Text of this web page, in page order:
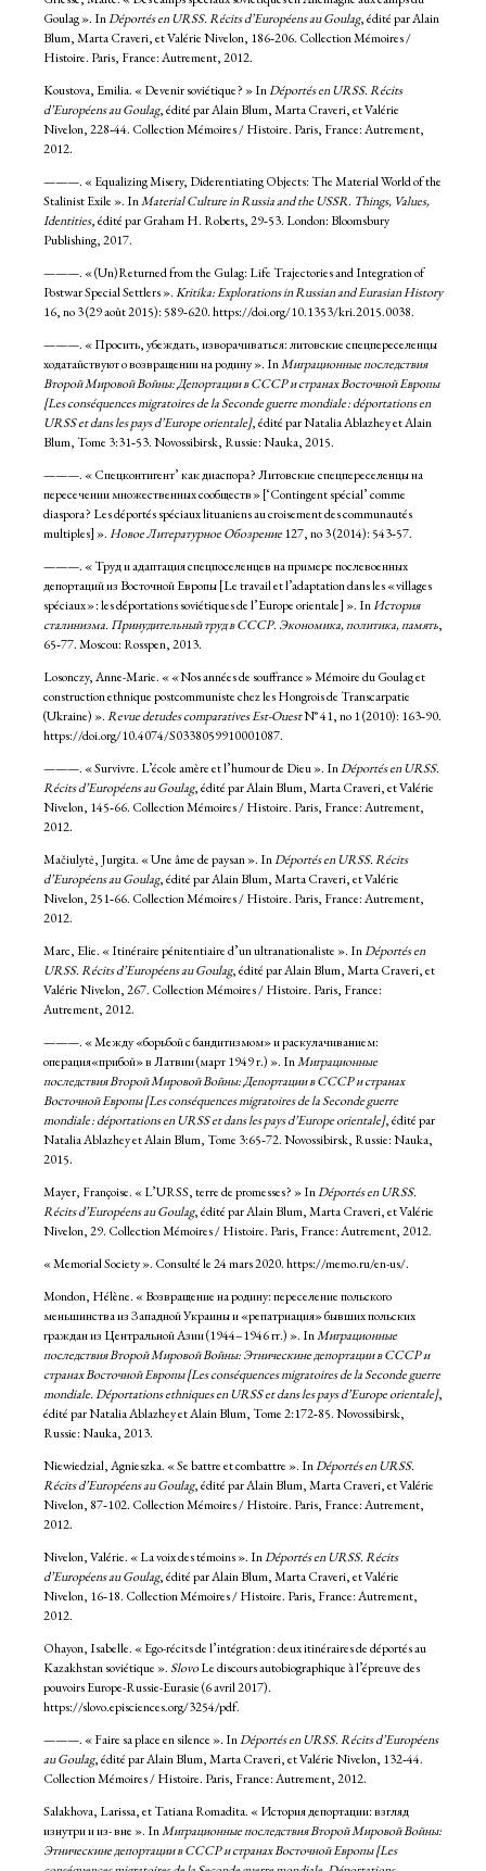
Goulag ». InDéportés en URSS. Récits d’Européens au Goulag, édité par Alain
Blum, Marta Craveri, et Valérie Nivelon, 186‑206. Collection Mémoires /
Histoire. Paris, France: Autrement, 2012.
Koustova, Emilia. « Devenir soviétique ? » InDéportés en URSS. Récits
d’Européens au Goulag, édité par Alain Blum, Marta Craveri, et Valérie
Nivelon, 228‑44. Collection Mémoires / Histoire. Paris, France: Autrement,
2012.
———. « Equalizing Misery, Diderentiating Objects: The Material World of the
Stalinist Exile ». InMaterial Culture in Russia and the USSR. Things, Values,
Identities, édité par Graham H. Roberts, 29‑53. London: Bloomsbury
Publishing, 2017.
———. « (Un)Returned from the Gulag: Life Trajectories and Integration of
Postwar Special Settlers ».Kritika: Explorations in Russian and Eurasian History
16, no 3 (29 août 2015): 589‑620. https://doi.org/10.1353/kri.2015.0038.
———. « Просить, убеждать, изворачиваться: литовские спецпереселенцы
ходатайствуют о возвращении на родину ». InМиграционные последствия
Второй Мировой Войны: Депортации в СССР и странах Восточной Европы
[Les conséquences migratoires de la Seconde guerre mondiale : déportations en
URSS et dans les pays d’Europe orientale], édité par Natalia Ablazhey et Alain
Blum, Tome 3:31‑53. Novossibirsk, Russie: Nauka, 2015.
———. « Спецконтигент’ как диаспора ? Литовские спецпереселенцы на
пересечении множественных сообществ » [‘Contingent spécial’ comme
diaspora ? Les déportés spéciaux lituaniens au croisement des communautés
multiples] ».Новое Литературное Обозрение127, no 3 (2014): 543‑57.
———. « Труд и адаптация спецпоселенцев на примере послевоенных
депортаций из Восточной Европы [Le travail et l’adaptation dans les « villages
spéciaux » : les déportations soviétiques de l’Europe orientale] ». InИстория
сталинизма. Принудительный труд в СССР. Экономика, политика, память,
65‑77. Moscou: Rosspen, 2013.
Losonczy, Anne-Marie. « « Nos années de souffrance » Mémoire du Goulag et
construction ethnique postcommuniste chez les Hongrois de Transcarpatie
(Ukraine) ».Revue detudes comparatives Est-OuestN° 41, no 1 (2010): 163‑90.
https://doi.org/10.4074/S0338059910001087.
———. « Survivre. L’école amère et l’humour de Dieu ». InDéportés en URSS.
Récits d’Européens au Goulag, édité par Alain Blum, Marta Craveri, et Valérie
Nivelon, 145‑66. Collection Mémoires / Histoire. Paris, France: Autrement,
2012.
Mačiulytė, Jurgita. « Une âme de paysan ». InDéportés en URSS. Récits
d’Européens au Goulag, édité par Alain Blum, Marta Craveri, et Valérie
Nivelon, 251‑66. Collection Mémoires / Histoire. Paris, France: Autrement,
2012.
Marc, Elie. « Itinéraire pénitentiaire d’un ultranationaliste ». InDéportés en
URSS. Récits d’Européens au Goulag, édité par Alain Blum, Marta Craveri, et
Valérie Nivelon, 267. Collection Mémoires / Histoire. Paris, France:
Autrement, 2012.
———. « Между «борьбой с бандитизмом» и раскулачиванием:
операция«прибой» в Латвии (март 1949 г.) ». InМиграционные
последствия Второй Мировой Войны: Депортации в СССР и странах
Восточной Европы [Les conséquences migratoires de la Seconde guerre
mondiale : déportations en URSS et dans les pays d’Europe orientale], édité par
Natalia Ablazhey et Alain Blum, Tome 3:65‑72. Novossibirsk, Russie: Nauka,
2015.
Mayer, Françoise. « L’URSS, terre de promesses ? » InDéportés en URSS.
Récits d’Européens au Goulag, édité par Alain Blum, Marta Craveri, et Valérie
Nivelon, 29. Collection Mémoires / Histoire. Paris, France: Autrement, 2012.
« Memorial Society ». Consulté le 24 mars 2020. https://memo.ru/en-us/.
Mondon, Hélène. « Возвращение на родину: переселение польского
меньшинства из Западной Украины и «репатриация» бывших польских
граждан из Центральной Азии (1944–1946 гг.) ». InМиграционные
последствия Второй Мировой Войны: Этническине депортации в СССР и
странах Восточной Европы [Les conséquences migratoires de la Seconde guerre
mondiale. Déportations ethniques en URSS et dans les pays d’Europe orientale],
édité par Natalia Ablazhey et Alain Blum, Tome 2:172‑85. Novossibirsk,
Russie: Nauka, 2013.
Niewiedzial, Agnieszka. « Se battre et combattre ». InDéportés en URSS.
Récits d’Européens au Goulag, édité par Alain Blum, Marta Craveri, et Valérie
Nivelon, 87‑102. Collection Mémoires / Histoire. Paris, France: Autrement,
2012.
Nivelon, Valérie. « La voix des témoins ». InDéportés en URSS. Récits
d’Européens au Goulag, édité par Alain Blum, Marta Craveri, et Valérie
Nivelon, 16‑18. Collection Mémoires / Histoire. Paris, France: Autrement,
2012.
Ohayon, Isabelle. « Ego-récits de l’intégration : deux itinéraires de déportés au
Kazakhstan soviétique ».SlovoLe discours autobiographique à l’épreuve des
pouvoirs Europe-Russie-Eurasie (6 avril 2017).
https://slovo.episciences.org/3254/pdf.
———. « Faire sa place en silence ». InDéportés en URSS. Récits d’Européens
au Goulag, édité par Alain Blum, Marta Craveri, et Valérie Nivelon, 132‑44.
Collection Mémoires / Histoire. Paris, France: Autrement, 2012.
Salakhova, Larissa, et Tatiana Romadita. « История депортации: взгляд
изнутри и из- вне ». InМиграционные последствия Второй Мировой Войны:
Этническине депортации в СССР и странах Восточной Европы [Les